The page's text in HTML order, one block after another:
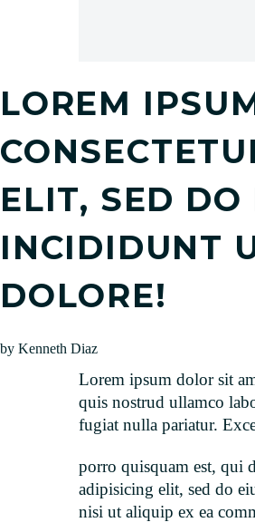
LOREM
ELIT, SED
INCIDIDUNT
DOLORE!
by Kenneth Diaz
Lorem ipsum dolor sit
quis nostrud ullamco
fugiat nulla pariatur.
porro quisquam est, qui
adipisicing elit, sed do
nisi ut aliquip ex ea